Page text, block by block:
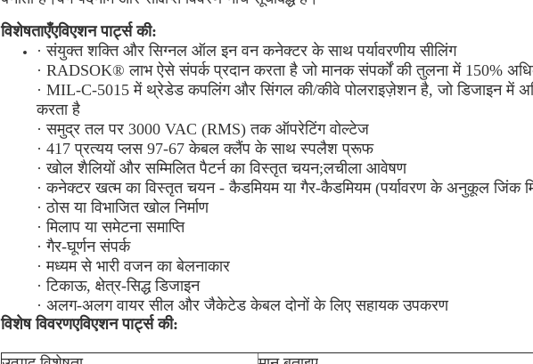
विशेषताएँएविएशन पार्ट्स की:
· संयुक्त शक्ति और सिग्नल ऑल इन वन कनेक्टर के साथ पर्यावरणीय सीलिंग
· RADSOK® लाभ ऐसे संपर्क प्रदान करता है जो मानक संपर्कों की तुलना में 150%
· MIL-C-5015 में थ्रेडेड कपलिंग और सिंगल की/कीवे पोलराइज़ेशन है, जो डिजाइन में
करता है
· समुद्र तल पर 3000 VAC (RMS) तक ऑपरेटिंग वोल्टेज
· 417 प्रत्यय प्लस 97-67 केबल क्लैंप के साथ स्पलैश प्रूफ
· खोल शैलियों और सम्मिलित पैटर्न का विस्तृत चयन;लचीला आवेषण
· कनेक्टर खत्म का विस्तृत चयन - कैडमियम या गैर-कैडमियम (पर्यावरण के अनुकूल जिंक
· ठोस या विभाजित खोल निर्माण
· मिलाप या समेटना समाप्ति
· गैर-घूर्णन संपर्क
· मध्यम से भारी वजन का बेलनाकार
· टिकाऊ, क्षेत्र-सिद्ध डिजाइन
· अलग-अलग वायर सील और जैकेटेड केबल दोनों के लिए सहायक उपकरण
विशेष विवरणएविएशन पार्ट्स की: